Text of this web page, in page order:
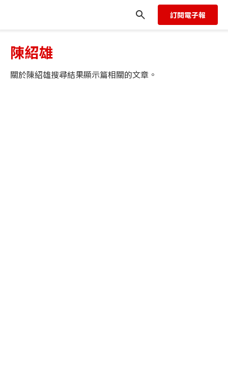
訂閱電子報
陳紹雄
關於陳紹雄搜尋結果顯示篇相關的文章。